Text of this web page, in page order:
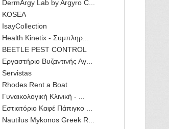
DermArgy Lab by Argyro C...
KOSEA
IsayCollection
Health Kinetix - Συμπληρ...
BEETLE PEST CONTROL
Εργαστήριο Βυζαντινής Αγ...
Servistas
Rhodes Rent a Boat
Γυναικολογική Κλινική - ...
Εστιατόριο Καφέ Πάπιγκο ...
Nautilus Mykonos Greek R...